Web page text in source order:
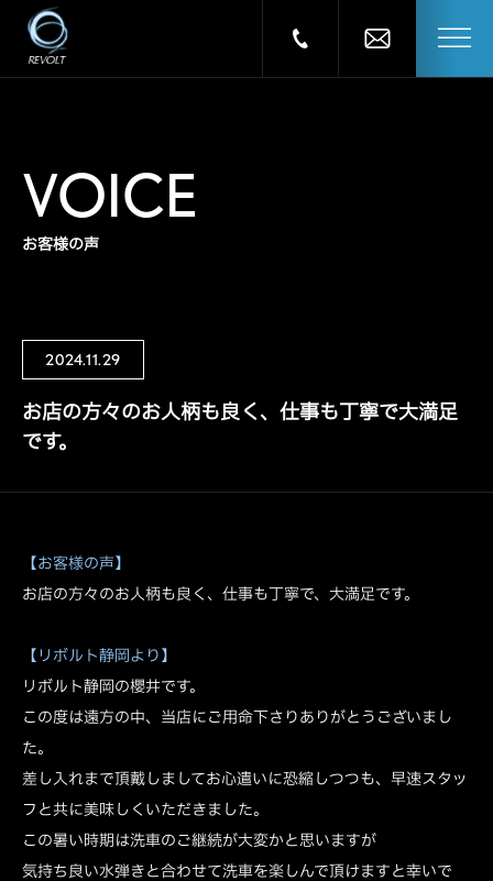
VOICE
お客様の声
2024.11.29
お店の方々のお人柄も良く、仕事も丁寧で大満足
です。
【お客様の声】
お店の方々のお人柄も良く、仕事も丁寧で、大満足です。
【リボルト静岡より】
リボルト静岡の櫻井です。
この度は遠方の中、当店にご用命下さりありがとうございまし
た。
差し入れまで頂戴しましてお心遣いに恐縮しつつも、早速スタッ
フと共に美味しくいただきました。
この暑い時期は洗車のご継続が大変かと思いますが
気持ち良い水弾きと合わせて洗車を楽しんで頂けますと幸いで